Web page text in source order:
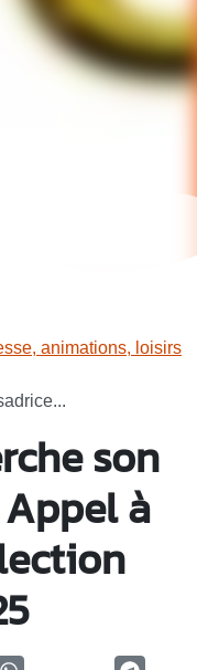
animations, loisirs
son
à